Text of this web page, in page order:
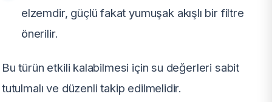
elzemdir, güçlü fakat yumuşak akışlı bir filtre
önerilir.
Bu türün etkili kalabilmesi için su değerleri sabit
tutulmalı ve düzenli takip edilmelidir.